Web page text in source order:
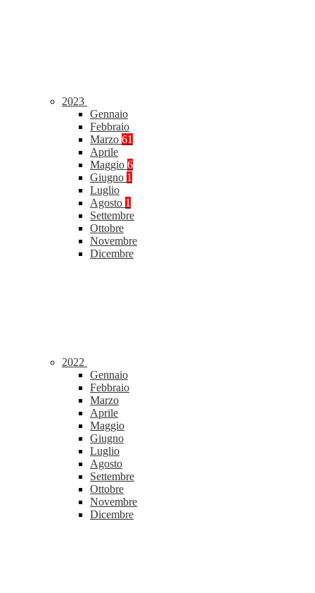
2023
Gennaio
Febbraio
Marzo 61
Aprile
Maggio 6
Giugno 1
Luglio
Agosto 1
Settembre
Ottobre
Novembre
Dicembre
2022
Gennaio
Febbraio
Marzo
Aprile
Maggio
Giugno
Luglio
Agosto
Settembre
Ottobre
Novembre
Dicembre